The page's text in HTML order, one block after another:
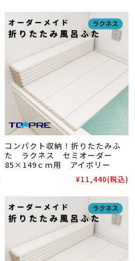
コンパクト収納！折りたたみふ
た ラクネス セミオーダー
85×149ｃｍ用 アイボリー
¥11,440(税込)